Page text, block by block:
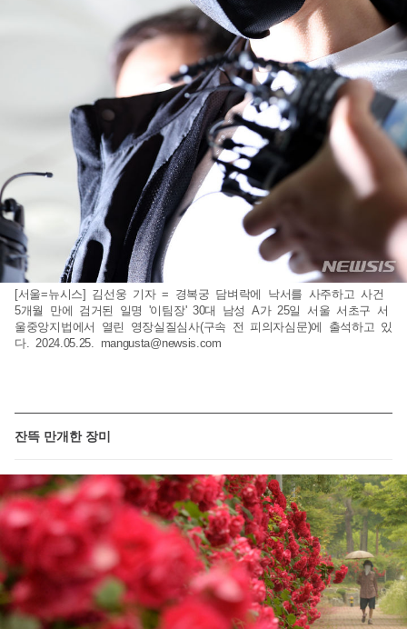
[서울=뉴시스] 김선웅 기자 = 경복궁 담벼락에 낙서를 사주하고 사건
5개월 만에 검거된 일명 '이팀장' 30대 남성 A가 25일 서울 서초구 서
울중앙지법에서 열린 영장실질심사(구속 전 피의자심문)에 출석하고 있
다. 2024.05.25. mangusta@newsis.com
잔뜩 만개한 장미